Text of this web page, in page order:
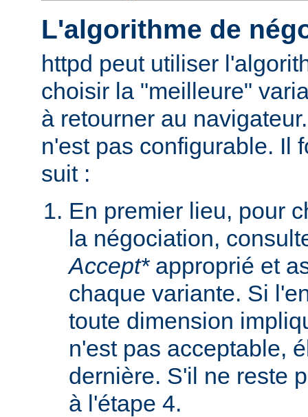
L'algorithme de
httpd peut utiliser
choisir la "meilleure"
à retourner au
n'est pas configurable. Il
suit :
En premier lieu, pour
la négociation,
Accept*approprié et
chaque variante. Si
toute dimension
n'est pas acceptable,
dernière. S'il ne reste
à l'étape 4.